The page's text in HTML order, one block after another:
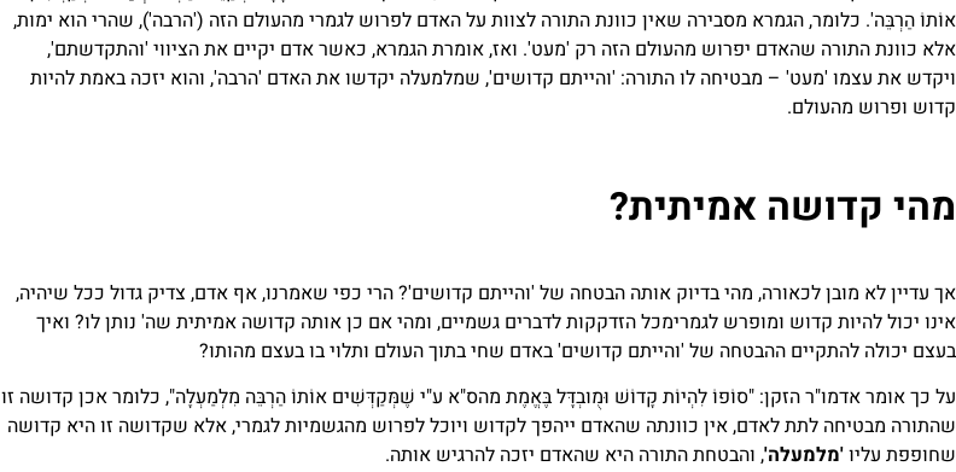
אוֹתוֹ הַרְבֵּה'. כלומר, הגמרא מסבירה שאין כוונת התורה לצוות על האדם לפרוש לגמרי מהעולם הזה ('הרבה'), שהרי הוא ימות,
אלא כוונת התורה שהאדם יפרוש מהעולם הזה רק 'מעט'. ואז, אומרת הגמרא, כאשר אדם יקיים את הציווי 'והתקדשתם',
ויקדש את עצמו 'מעט' – מבטיחה לו התורה: 'והייתם קדושים', שמלמעלה יקדשו את האדם 'הרבה', והוא יזכה באמת להיות
קדוש ופרוש מהעולם.
מהי קדושה אמיתית?
אך עדיין לא מובן לכאורה, מהי בדיוק אותה הבטחה של 'והייתם קדושים'? הרי כפי שאמרנו, אף אדם, צדיק גדול ככל שיהיה,
אינו יכול להיות קדוש ומופרש לגמרימכל הזדקקות לדברים גשמיים, ומהי אם כן אותה קדושה אמיתית שה' נותן לו? ואיך
בעצם יכולה להתקיים ההבטחה של 'והייתם קדושים' באדם שחי בתוך העולם ותלוי בו בעצם מהותו?
על כך אומר אדמו"ר הזקן: "סוֹפוֹ לִהְיוֹת קָדוֹשׁ וּמֻובְדָּל בֶּאֱמֶת מהס"א ע"י שֶׁמְּקַדְּשִׁים אוֹתוֹ הַרְבֵּה מִלְמַעְלָה", כלומר אכן קדושה זו
שהתורה מבטיחה לתת לאדם, אין כוונתה שהאדם ייהפך לקדוש ויוכל לפרוש מהגשמיות לגמרי, אלא שקדושה זו היא קדושה
שחופפת עליו'מלמעלה', והבטחת התורה היא שהאדם יזכה להרגיש אותה.